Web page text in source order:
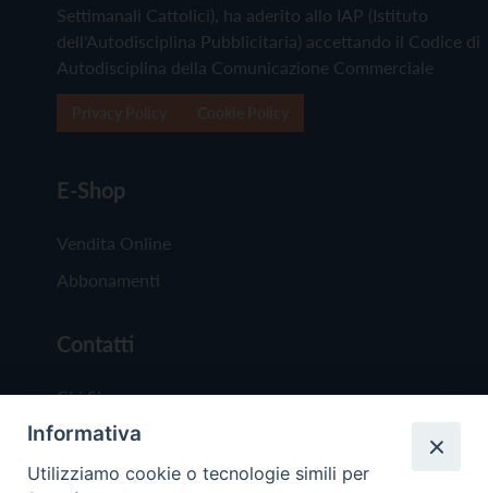
Settimanali Cattolici), ha aderito allo IAP (Istituto
dell'Autodisciplina Pubblicitaria) accettando il Codice di
Autodisciplina della Comunicazione Commerciale
E-Shop
Vendita Online
Abbonamenti
Contatti
Chi Siamo
Redazione
Scrivici
Informativa
Utilizziamo cookie o tecnologie simili per